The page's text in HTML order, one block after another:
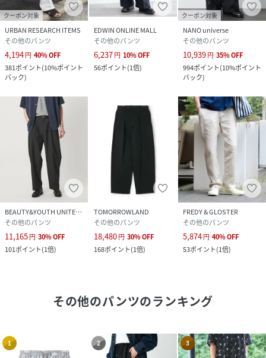
クーポン対象
URBAN RESEARCH ITEMS
その他のパンツ
4,194円 40%OFF
381ポイント(10%ポイント
バック)
EDWIN ONLINE MALL
その他のパンツ
6,237円 10%OFF
56ポイント(1倍)
クーポン対象
NANO universe
その他のパンツ
10,939円 35%OFF
994ポイント(10%ポイント
バック)
BEAUTY&YOUTH UNITED ARROWS
その他のパンツ
11,165円 30%OFF
101ポイント(1倍)
TOMORROWLAND
その他のパンツ
18,480円 30%OFF
168ポイント(1倍)
FREDY & GLOSTER
その他のパンツ
5,874円 40%OFF
53ポイント(1倍)
その他のパンツのランキング
1 2 3